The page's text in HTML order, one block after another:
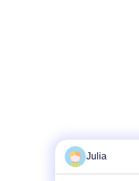
Julia